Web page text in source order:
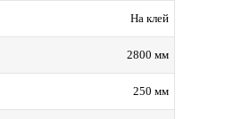
На клей
2800 мм
250 мм